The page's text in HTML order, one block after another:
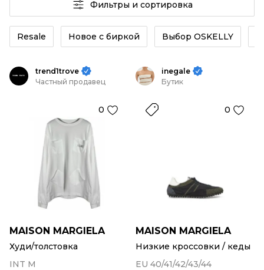
по России. Ваш стиль не ждет, и мы тоже! Винтажные
изделия или MAISON MARGIELA Мужское из новых
коллекций – заказывайте на сайте или в приложении
OSKELLY с целой экосистемой инструментов.
Фильтры и сортировка
Resale Новое с биркой Выбор OSKELLY
trend1trove
Частный продавец
0
MAISON MARGIELA
Худи/толстовка
INT M
inegale
Бутик
0
MAISON MARGIELA
Низкие кроссовки / кеды
EU 40/41/42/43/44